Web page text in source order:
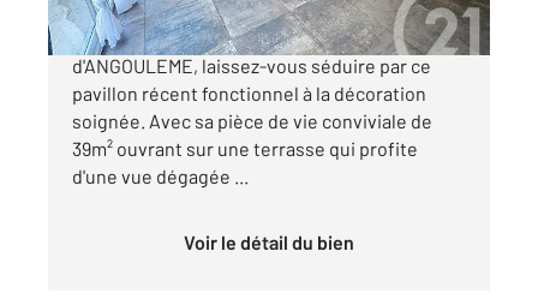
C en EXCLUSIVITE - Au calme, à 10 mn OUEST
d'ANGOULEME, laissez-vous séduire par ce
pavillon récent fonctionnel à la décoration
soignée. Avec sa pièce de vie conviviale de
39m² ouvrant sur une terrasse qui profite
d'une vue dégagée ...
Voir le détail du bien